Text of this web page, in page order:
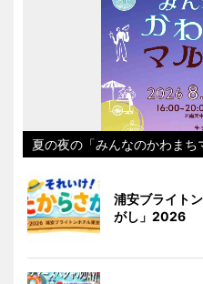
夏の夜の「みんなのかわま
浦安ブライト
がし」2026